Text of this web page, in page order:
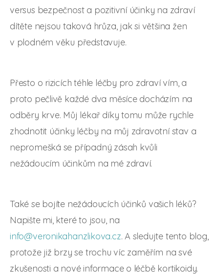
versus bezpečnost a pozitivní účinky na zdraví
dítěte nejsou taková hrůza, jak si většina žen
v plodném věku představuje.
Přesto o rizicích téhle léčby pro zdraví vím, a
proto pečlivě každé dva měsíce docházím na
odběry krve. Můj lékař díky tomu může rychle
zhodnotit účinky léčby na můj zdravotní stav a
nepromešká se případný zásah kvůli
nežádoucím účinkům na mé zdraví.
Také se bojíte nežádoucích účinků vašich léků?
Napište mi, které to jsou, na
info@veronikahanzlikova.cz. A sledujte tento blog,
protože již brzy se trochu víc zaměřím na své
zkušenosti a nové informace o léčbě kortikoidy.